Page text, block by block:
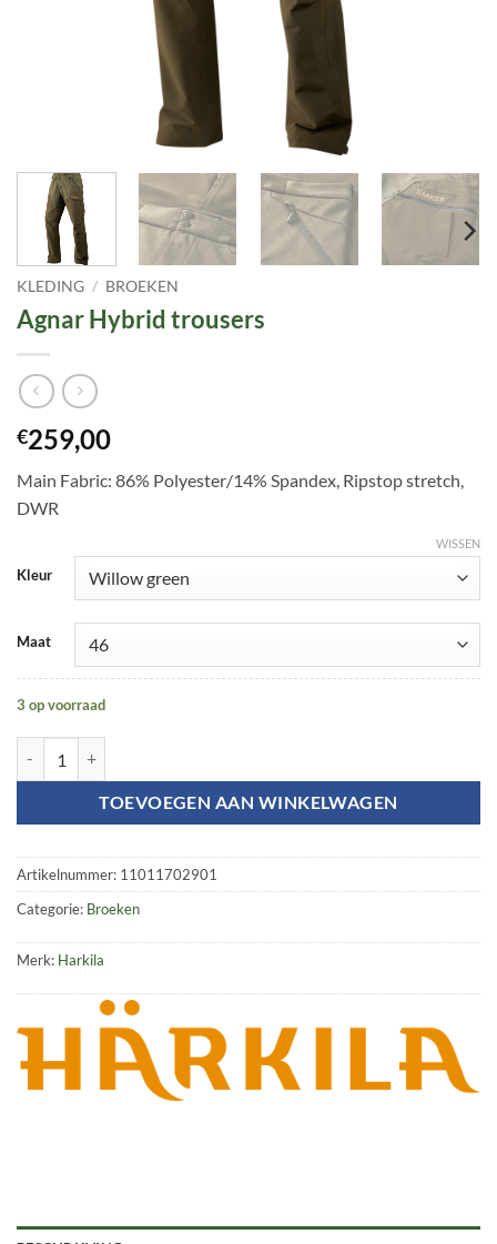
KLEDING / BROEKEN
Agnar Hybrid trousers
€259,00
Main Fabric: 86% Polyester/14% Spandex, Ripstop stretch,
DWR
Kleur
Maat
WISSEN
3 op voorraad
TOEVOEGEN AAN WINKELWAGEN
Artikelnummer: 11011702901
Categorie: Broeken
Merk: Harkila